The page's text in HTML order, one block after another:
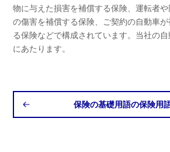
物に与えた損害を補償する保険、運転者
の傷害を補償する保険、ご契約の自動車
る保険などで構成されています。当社の
にあたります。
保険の基礎用語の保険用